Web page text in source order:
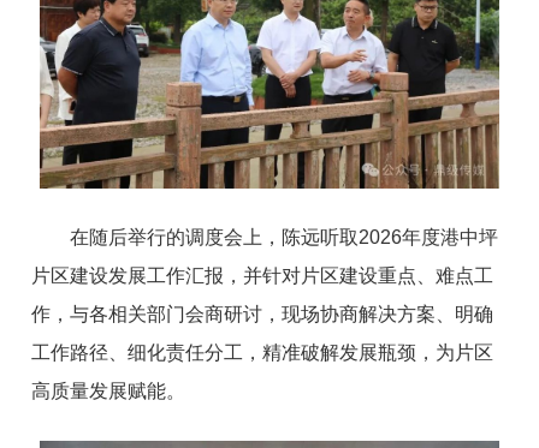
在随后举行的调度会上，陈远听取2026年度港中坪
片区建设发展工作汇报，并针对片区建设重点、难点工
作，与各相关部门会商研讨，现场协商解决方案、明确
工作路径、细化责任分工，精准破解发展瓶颈，为片区
高质量发展赋能。